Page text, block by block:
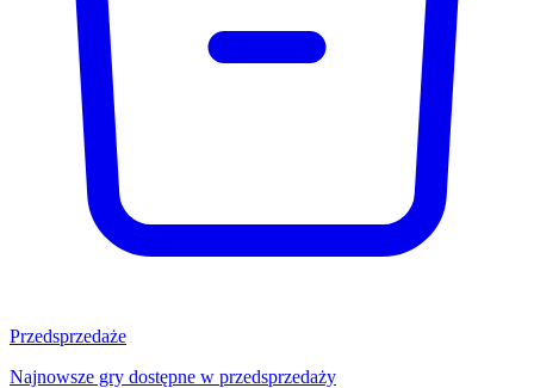
Przedsprzedaże
Najnowsze gry dostępne w przedsprzedaży